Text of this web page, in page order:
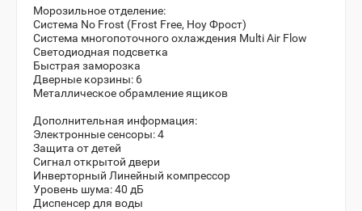
Морозильное отделение:
Система Nо Frost (Frost Free, Ноу Фрост)
Система многопоточного охлаждения Multi Air Flow
Светодиодная подсветка
Быстрая заморозка
Дверные корзины: 6
Металлическое обрамление ящиков
Дополнительная информация:
Электронные сенсоры: 4
Защита от детей
Сигнал открытой двери
Инверторный Линейный компрессор
Уровень шума: 40 дБ
Диспенсер для воды